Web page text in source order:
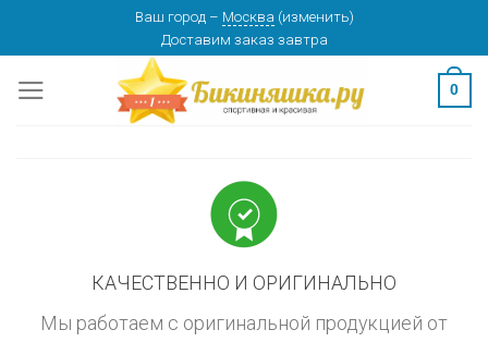
content
Ваш город – Москва (изменить)
Доставим заказ завтра
0
КАЧЕСТВЕННО И ОРИГИНАЛЬНО
Мы работаем с оригинальной продукцией от
изменить